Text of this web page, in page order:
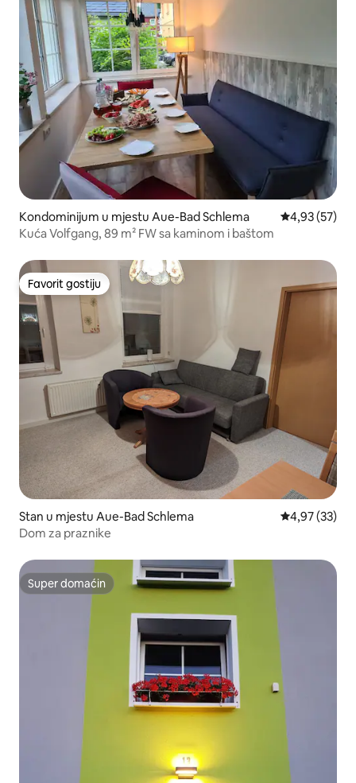
Kondominijum u mjestu Aue-Bad Schlema prosječna
4,93 (57)
Kuća Volfgang, 89 m² FW sa kaminom i baštom
Favorit gostiju
Favorit gostiju
Stan u mjestu Aue-Bad Schlema prosječna
4,97 (33)
Dom za praznike
Super domaćin
Super domaćin